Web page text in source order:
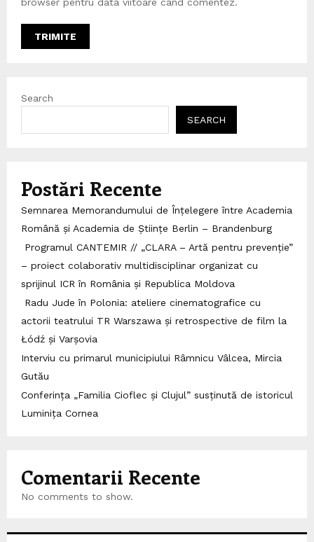
Search
SEARCH
Postări Recente
Semnarea Memorandumului de Înțelegere între Academia
Română și Academia de Științe Berlin – Brandenburg
Programul CANTEMIR // „CLARA – Artă pentru prevenție”
– proiect colaborativ multidisciplinar organizat cu
sprijinul ICR în România și Republica Moldova
Radu Jude în Polonia: ateliere cinematografice cu
actorii teatrului TR Warszawa și retrospective de film la
Łódź și Varșovia
Interviu cu primarul municipiului Râmnicu Vâlcea, Mircia
Gutău
Conferința „Familia Cioflec și Clujul” susținută de istoricul
Luminița Cornea
Comentarii Recente
No comments to show.